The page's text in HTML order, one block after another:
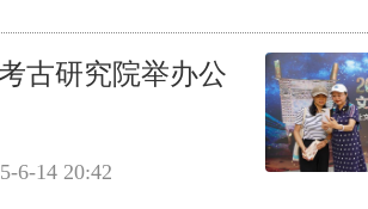
古研究院举办公
6-14 20:42